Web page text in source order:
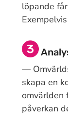
löpande
—
skapa en
omvärlden
påverkan